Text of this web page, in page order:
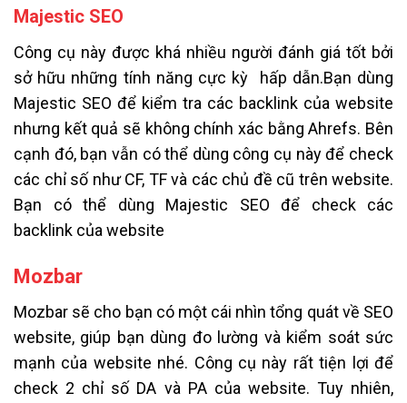
Majestic SEO
Công cụ này được khá nhiều người đánh giá tốt bởi
sở hữu những tính năng cực kỳ hấp dẫn.Bạn dùng
Majestic SEO để kiểm tra các backlink của website
nhưng kết quả sẽ không chính xác bằng Ahrefs. Bên
cạnh đó, bạn vẫn có thể dùng công cụ này để check
các chỉ số như CF, TF và các chủ đề cũ trên website.
Bạn có thể dùng Majestic SEO để check các
backlink của website
Mozbar
Mozbar sẽ cho bạn có một cái nhìn tổng quát về SEO
website, giúp bạn dùng đo lường và kiểm soát sức
mạnh của website nhé. Công cụ này rất tiện lợi để
check 2 chỉ số DA và PA của website. Tuy nhiên,